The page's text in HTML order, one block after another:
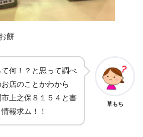
餅
何！？と思って調べ
店のことかわから
上之保８１５４と書
報求ム！！
草もち